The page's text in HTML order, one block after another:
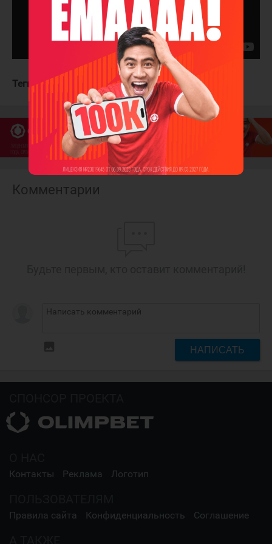
Теги: Сиэтл Кракен Нэшвилл Предаторз
Комментарии
НАПИСАТЬ
Контакты Реклама Логотип
Правила сайта Конфиденциальность Соглашение